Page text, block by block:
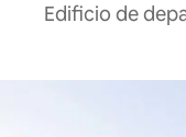
Edificio de